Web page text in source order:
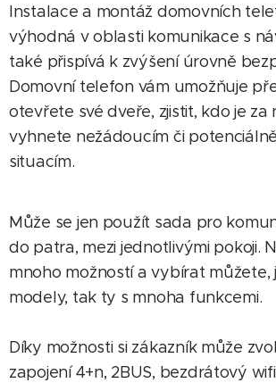
Instalace a montáž domovních
výhodná v oblasti komunikace s
také přispívá k zvýšení úrovně
Domovní telefon vám umožňuje
otevřete své dveře, zjistit, kdo je za
vyhnete nežádoucím či
situacím.
Může se jen použít sada pro
do patra, mezi jednotlivými pokoji.
mnoho možností a vybírat můžete,
modely, tak ty s mnoha funkcemi.
Díky možnosti si zákazník může
zapojení 4+n, 2BUS, bezdrátový